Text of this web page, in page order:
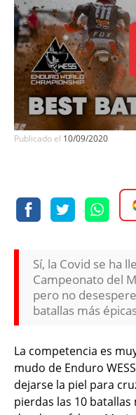
Publicado el 10/09/2020
Sí, la Covid se ha
Campeonato del
pero no
batallas más
La competencia es
mudo de Enduro
dejarse la piel para
pierdas las 10